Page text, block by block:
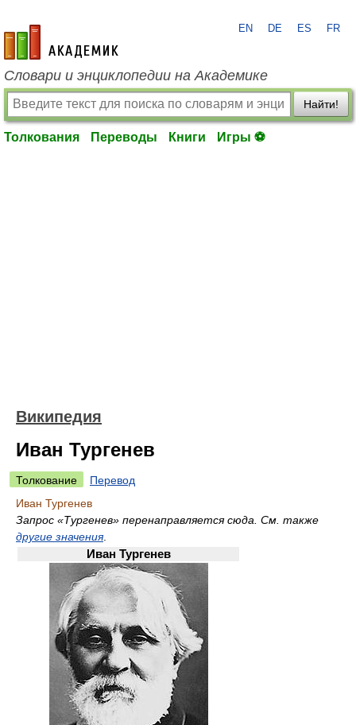
academic.ru
EN DE ES FR
Словари и энциклопедии на Академике
Найти!
Толкования Переводы Книги Игры ⚽
Википедия
Иван Тургенев
Толкование
Перевод
Иван Тургенев
Запрос «Тургенев» перенаправляется сюда. Cм. также
другие значения.
Иван Тургенев